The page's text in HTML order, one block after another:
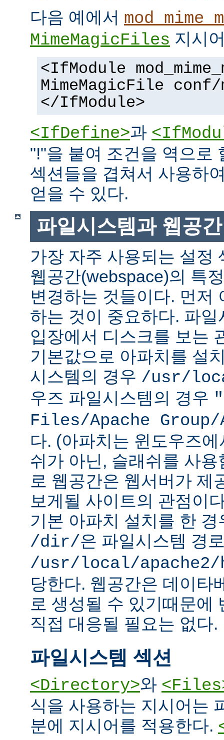
다음 예에서
MimeMagicFiles 지시
<IfModule
MimeMagicFile conf/
</IfModule>
<IfDefine>과
"!"을 붙여 조건을 역으로
섹션들을 겹쳐서 사용하
얻을 수 있다.
파일시스템과 웹공간
가장 자주 사용되는 설정
웹공간(webspace)의 특
변경하는 것들이다. 먼저
하는 것이 중요하다. 파
입장에서 디스크를 보는
기본값으로 아파치를 설
시스템의 경우 /usr/
우즈 파일시스템의 경우
Files/Apache Group/
다. (아파치는 윈도우즈
쉬가 아닌, 슬래쉬를 사
로 웹공간은 웹서버가 제
보게될 사이트의 관점이
기본 아파치 설치를 한
/dir/은 파일시스템 경
/usr/local/
당한다. 웹공간은 데이타
로 생성될 수 있기때문에
직접 대응될 필요는 없다.
파일시스템 섹션
<Directory>와
식을 사용하는 지시어는
분에 지시어를 적용한다.